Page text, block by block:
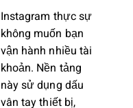
Instagram thực sự
không muốn bạn
vận hành nhiều tài
khoản. Nền tảng
này sử dụng dấu
vân tay thiết bị,